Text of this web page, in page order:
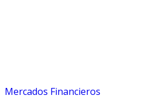
Mercados Financieros